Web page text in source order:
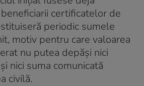
certificatelor de
periodic sumele
motiv pentru care valoarea
nu putea depăși nici
nici suma comunicată
civilă.